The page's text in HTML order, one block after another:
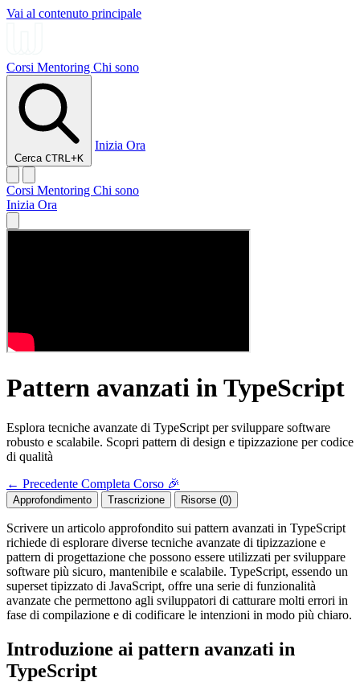
Vai al contenuto principale
Corsi Mentoring Chi sono
Cerca CTRL+K
Inizia Ora
Corsi Mentoring Chi sono
Inizia Ora
Pattern avanzati in TypeScript
Esplora tecniche avanzate di TypeScript per sviluppare software
robusto e scalabile. Scopri pattern di design e tipizzazione per codice
di qualità
← Precedente Completa Corso 🎉
Approfondimento Trascrizione Risorse (0)
Scrivere un articolo approfondito sui pattern avanzati in TypeScript
richiede di esplorare diverse tecniche avanzate di tipizzazione e
pattern di progettazione che possono essere utilizzati per sviluppare
software più sicuro, mantenibile e scalabile. TypeScript, essendo un
superset tipizzato di JavaScript, offre una serie di funzionalità
avanzate che permettono agli sviluppatori di catturare molti errori in
fase di compilazione e di codificare le intenzioni in modo più chiaro.
Introduzione ai pattern avanzati in
TypeScript